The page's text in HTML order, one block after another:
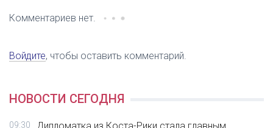
Комментариев нет.
Войдите, чтобы оставить комментарий.
НОВОСТИ СЕГОДНЯ
09:30